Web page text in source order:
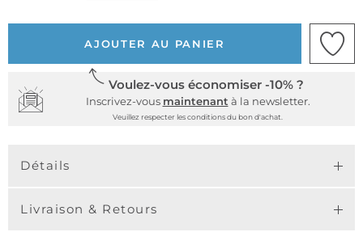
AJOUTER AU PANIER
Voulez-vous économiser -10% ?
Inscrivez-vous maintenant à la newsletter.
Veuillez respecter les conditions du bon d'achat.
Détails
Livraison & Retours